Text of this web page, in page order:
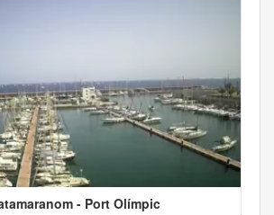
- Port Olímpic